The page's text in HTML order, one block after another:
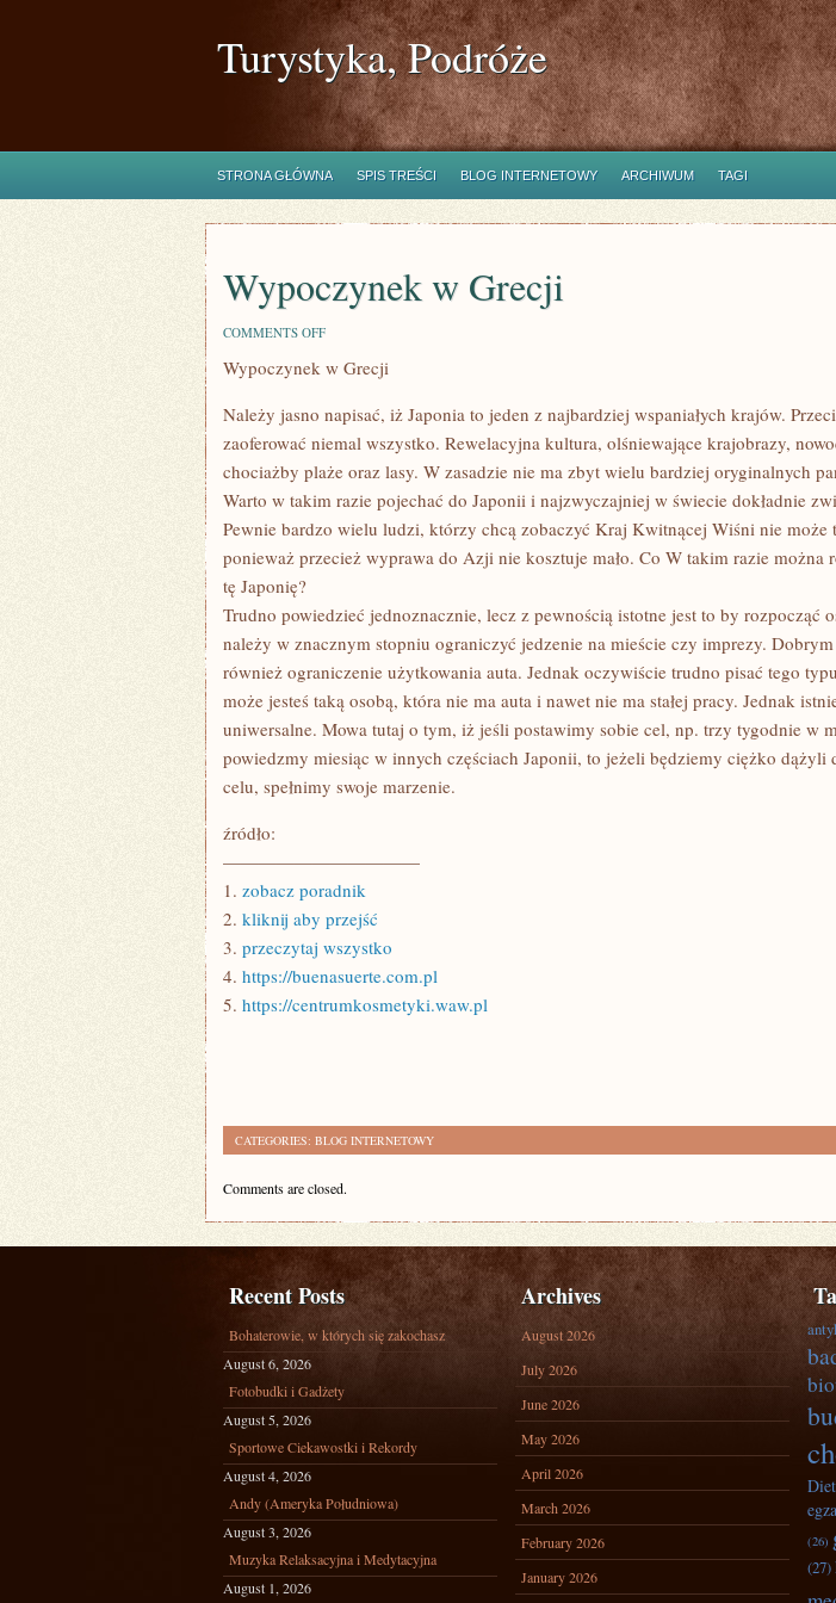
Turystyka, Podróże
STRONA GŁÓWNA SPIS TREŚCI BLOG INTERNETOWY ARCHIWUM TAGI
Wypoczynek w Grecji
COMMENTS OFFON
W
Wypoczynek w Grecji
Należy jasno napisać, iż Japonia to jeden z najbardziej wspaniałych krajów.
zaoferować niemal wszystko. Rewelacyjna kultura, olśniewające krajobrazy,
chociażby plaże oraz lasy. W zasadzie nie ma zbyt wielu bardziej oryginalnych
Warto w takim razie pojechać do Japonii i najzwyczajniej w świecie dokładnie
Pewnie bardzo wielu ludzi, którzy chcą zobaczyć Kraj Kwitnącej Wiśni nie może
ponieważ przecież wyprawa do Azji nie kosztuje mało. Co W takim razie można
tę Japonię?
Trudno powiedzieć jednoznacznie, lecz z pewnością istotne jest to by rozpocząć
należy w znacznym stopniu ograniczyć jedzenie na mieście czy imprezy. Dobrym
również ograniczenie użytkowania auta. Jednak oczywiście trudno pisać tego
może jesteś taką osobą, która nie ma auta i nawet nie ma stałej pracy. Jednak
uniwersalne. Mowa tutaj o tym, iż jeśli postawimy sobie cel, np. trzy tygodnie w
powiedzmy miesiąc w innych częściach Japonii, to jeżeli będziemy ciężko dążyli
celu, spełnimy swoje marzenie.
źródło:
———————————
1. zobacz poradnik
2. kliknij aby przejść
3. przeczytaj wszystko
4. https://buenasuerte.com.pl
5. https://centrumkosmetyki.waw.pl
CATEGORIES: BLOG INTERNETOWY
Comments are closed.
Recent Posts
Bohaterowie, w których się zakochasz
August 6, 2026
Fotobudki i Gadżety
August 5, 2026
Sportowe Ciekawostki i Rekordy
August 4, 2026
Andy (Ameryka Południowa)
August 3, 2026
Muzyka Relaksacyjna i Medytacyjna
August 1, 2026
Archives
August 2026
July 2026
June 2026
May 2026
April 2026
March 2026
February 2026
January 2026
(26)
(27)